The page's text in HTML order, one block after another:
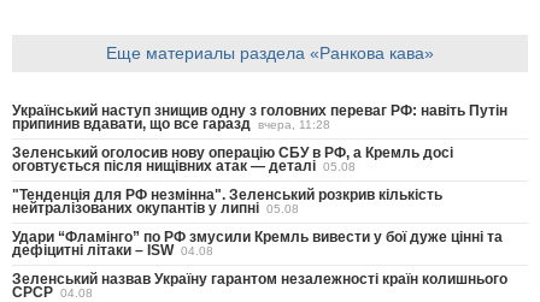
Еще материалы раздела «Ранкова кава»
Український наступ знищив одну з головних переваг РФ: навіть Путін
припинив вдавати, що все гаразд вчера, 11:28
Зеленський оголосив нову операцію СБУ в РФ, а Кремль досі
оговтується після нищівних атак — деталі 05.08
"Тенденція для РФ незмінна". Зеленський розкрив кількість
нейтралізованих окупантів у липні 05.08
Удари “Фламінго” по РФ змусили Кремль вивести у бої дуже цінні та
дефіцитні літаки – ISW 04.08
Зеленський назвав Україну гарантом незалежності країн колишнього
СРСР 04.08